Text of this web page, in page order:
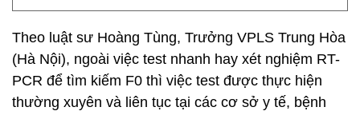
Theo luật sư Hoàng Tùng, Trưởng VPLS Trung Hòa
(Hà Nội), ngoài việc test nhanh hay xét nghiệm RT-
PCR để tìm kiếm F0 thì việc test được thực hiện
thường xuyên và liên tục tại các cơ sở y tế, bệnh